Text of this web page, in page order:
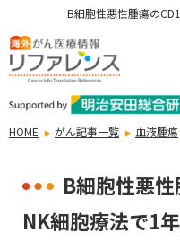
B細胞性悪性腫瘍の
HOME がん記事一覧 血液腫瘍
B細胞性悪
NK細胞療法で1